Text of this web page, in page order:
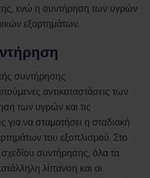
ενώ η συντήρηση των υγρών
εξαρτημάτων.
συντήρησης
αντικαταστάσεις των
των υγρών και τις
για να σταματήσει η σταδιακή
του εξοπλισμού. Στο
συντήρησης, όλα τα
λίπανση και οι